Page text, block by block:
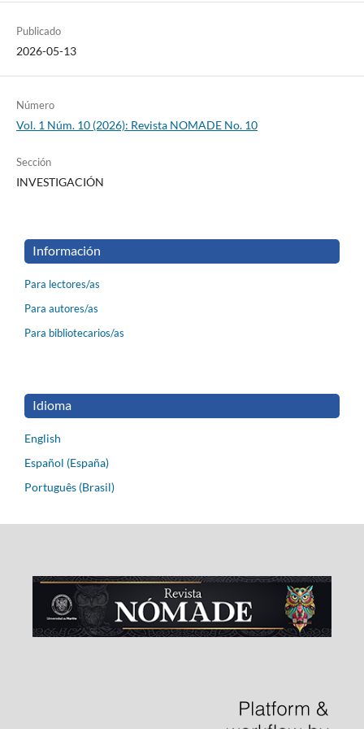
Publicado
2026-05-13
Número
Vol. 1 Núm. 10 (2026): Revista NOMADE No. 10
Sección
INVESTIGACIÓN
Información
Para lectores/as
Para autores/as
Para bibliotecarios/as
Idioma
English
Español (España)
Português (Brasil)